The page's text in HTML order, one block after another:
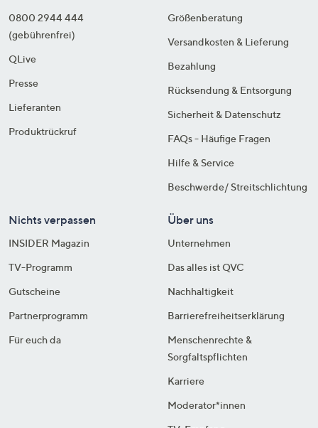
0800 2944 444
(gebührenfrei)
QLive
Presse
Lieferanten
Produktrückruf
Größenberatung
Versandkosten & Lieferung
Bezahlung
Rücksendung & Entsorgung
Sicherheit & Datenschutz
FAQs - Häufige Fragen
Hilfe & Service
Beschwerde/ Streitschlichtung
Nichts verpassen
INSIDER Magazin
TV-Programm
Gutscheine
Partnerprogramm
Für euch da
Über uns
Unternehmen
Das alles ist QVC
Nachhaltigkeit
Barrierefreiheitserklärung
Menschenrechte &
Sorgfaltspflichten
Karriere
Moderator*innen